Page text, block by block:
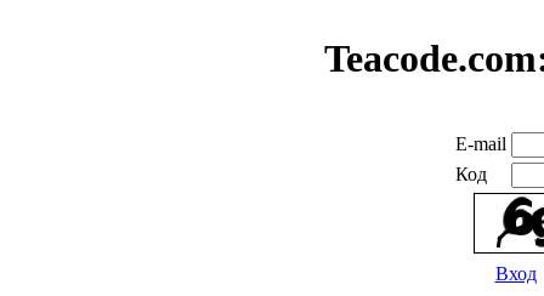
E-mail
Код
Вход